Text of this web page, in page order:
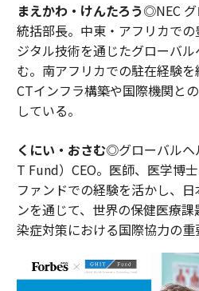
まえかわ・けんたろう◎NEC
統括部長。中東・アフリカで
ジタル技術を通じたグローバ
む。南アフリカでの駐在経験
CTインフラ構築や国際機関と
している。
くにい・おさむ◎グローバルヘ
T Fund）CEO。医師、医学博
ファンドでの経験を活かし、
ンを通じて、世界の保健医療
染症対策における国際協力の重